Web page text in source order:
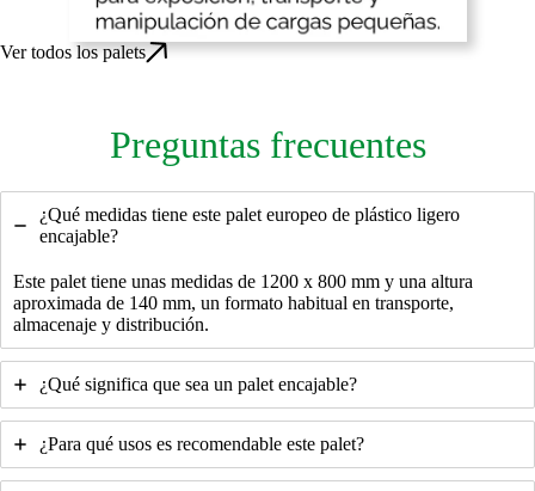
Ver todos los palets
Preguntas frecuentes
¿Qué medidas tiene este palet europeo de plástico ligero
encajable?
Este palet tiene unas medidas de 1200 x 800 mm y una altura
aproximada de 140 mm, un formato habitual en transporte,
almacenaje y distribución.
¿Qué significa que sea un palet encajable?
¿Para qué usos es recomendable este palet?